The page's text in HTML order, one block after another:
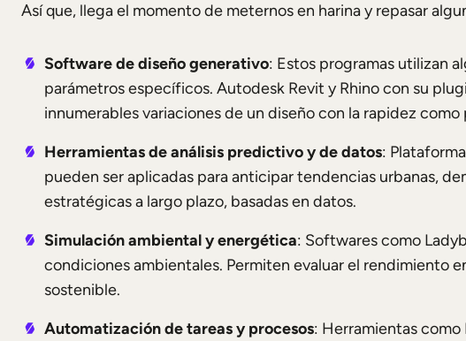
Así que, llega el momento de meternos en harina y repasar
Software de diseño generativo: Estos programas utilizan
parámetros específicos. Autodesk Revit y Rhino con su
innumerables variaciones de un diseño con la rapidez
Herramientas de análisis predictivo y de datos:
pueden ser aplicadas para anticipar tendencias urbanas,
estratégicas a largo plazo, basadas en datos.
Simulación ambiental y energética: Softwares como
condiciones ambientales. Permiten evaluar el rendimiento
sostenible.
Automatización de tareas y procesos: Herramientas como